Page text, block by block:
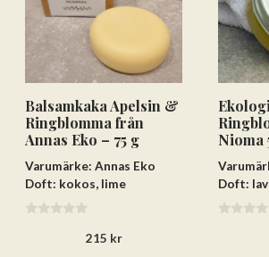
Balsamkaka Apelsin &
Ringblomma från
Annas Eko – 75 g
Varumärke: Annas Eko
Doft: kokos, lime
215 kr
Nioma
Doft: